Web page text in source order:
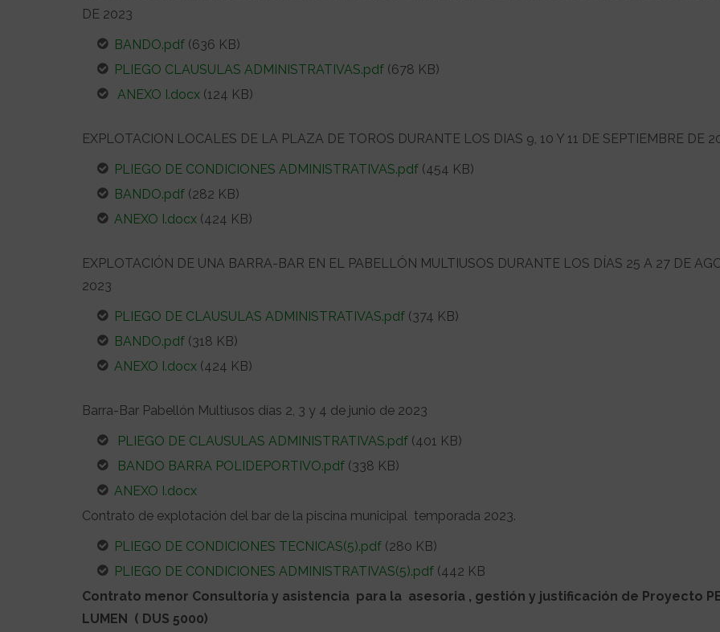
DE 2023
BANDO.pdf (636 KB)
PLIEGO CLAUSULAS ADMINISTRATIVAS.pdf (678 KB)
ANEXO I.docx (124 KB)
EXPLOTACION LOCALES DE LA PLAZA DE TOROS DURANTE LOS DIAS 9, 10 Y 11 DE SEPTIEMBRE DE
PLIEGO DE CONDICIONES ADMINISTRATIVAS.pdf (454 KB)
BANDO.pdf (282 KB)
ANEXO I.docx (424 KB)
EXPLOTACIÓN DE UNA BARRA-BAR EN EL PABELLÓN MULTIUSOS DURANTE LOS DÍAS 25 A 27 DE
2023
PLIEGO DE CLAUSULAS ADMINISTRATIVAS.pdf (374 KB)
BANDO.pdf (318 KB)
ANEXO I.docx (424 KB)
Barra-Bar Pabellón Multiusos días 2, 3 y 4 de junio de 2023
PLIEGO DE CLAUSULAS ADMINISTRATIVAS.pdf (401 KB)
BANDO BARRA POLIDEPORTIVO.pdf (338 KB)
ANEXO I.docx
Contrato de explotación del bar de la piscina municipal temporada 2023.
PLIEGO DE CONDICIONES TECNICAS(5).pdf (280 KB)
PLIEGO DE CONDICIONES ADMINISTRATIVAS(5).pdf (442 KB
Contrato menor Consultoría y asistencia para la asesoria , gestión y justificación de Proyecto
LUMEN ( DUS 5000)